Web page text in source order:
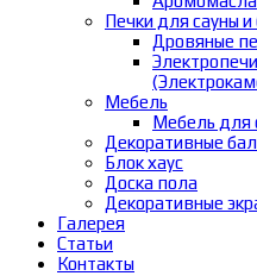
Печки для сауны и
Дровяные
Электропечи
Мебель
Мебель для
Декоративные
Блок хаус
Доска пола
Декоративные
Галерея
Статьи
Контакты